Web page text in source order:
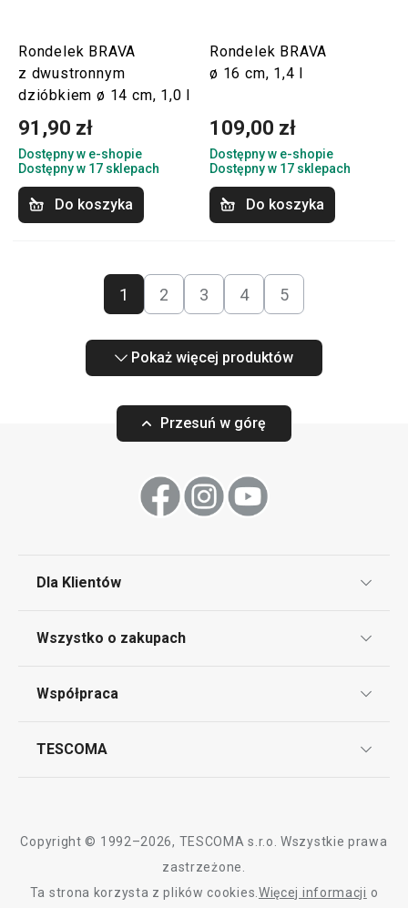
Rondelek BRAVA
z dwustronnym
dzióbkiem ø 14 cm, 1,0 l
91,90 zł
Dostępny w e-shopie
Dostępny w 17 sklepach
Do koszyka
Rondelek BRAVA
ø 16 cm, 1,4 l
109,00 zł
Dostępny w e-shopie
Dostępny w 17 sklepach
Do koszyka
1 2 3 4 5
Pokaż więcej produktów
Przesuń w górę
Dla Klientów
Bony podarunkowe
Wszystko o zakupach
Dostawa i sposoby płatności
Współpraca
TESCOMA
Graficzne oznaczenie produktów
Polityka prywatności
Copyright © 1992–2026, TESCOMA s.r.o. Wszystkie prawa
zastrzeżone.
Ta strona korzysta z plików cookies.Więcej informacji o